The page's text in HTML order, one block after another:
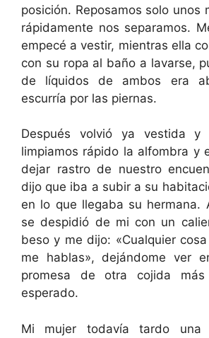
posición. Reposamos solo unos
rápidamente nos separamos.
empecé a vestir, mientras ella
con su ropa al baño a lavarse,
de líquidos de ambos era
escurría por las piernas.
Después volvió ya vestida
limpiamos rápido la alfombra y
dejar rastro de nuestro
dijo que iba a subir a su
en lo que llegaba su hermana.
se despidió de mi con un
beso y me dijo: «Cualquier
me hablas», dejándome ver
promesa de otra cojida
esperado.
Mi mujer todavía tardo una